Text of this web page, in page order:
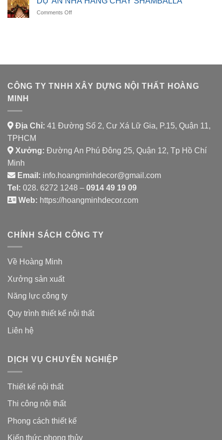
NHÀ
HÀNG
Comments Offon
CÔNG TY TNHH XÂY DỰNG NỘI THẤT HOÀNG
MINH
Địa Chỉ: 41 Đường Số 2, Cư Xá Lữ Gia, P.15, Quận 11,
TPHCM
Xưởng: Đường An Phú Đông 25, Quận 12, Tp Hồ Chí
Minh
Email: info.hoangminhdecor@gmail.com
Tel: 028. 6272 1248 – 0914 49 19 09
Web: https://hoangminhdecor.com
CHÍNH SÁCH CÔNG TY
Về Hoàng Minh
Xưởng sản xuất
Năng lực công ty
Quy trình thiết kế nội thất
Liên hệ
DỊCH VỤ CHUYÊN NGHIỆP
Thiết kế nội thất
Thi công nội thất
Phong cách thiết kế
Kiến thức phong thủy